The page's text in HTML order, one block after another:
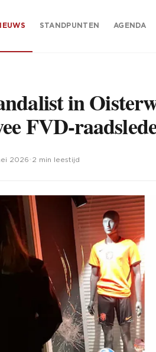
STANDPUNTEN AGENDA
in
FVD-
2026 2 min leestijd